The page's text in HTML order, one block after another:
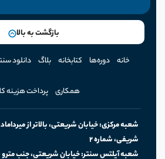
بازگشت به بالا
خانه دوره‌ها کتابخانه بلاگ دانلود
همکاری پرداخت هزینه
‫شریفی‪،‬‬ ‫شماره‬ ‫‪2‬‬